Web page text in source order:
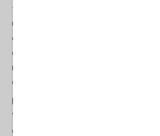
funzionare? Questo è ciò che intendo
una compulsione all'opera che
convinzione, un'indagine psichiatrica.
che sfociano in comportamenti
risentimenti, sembrano essere
distruzione burocratica, per quanto
“aiutante” come Musk, abbia
contro le istituzioni scolastiche